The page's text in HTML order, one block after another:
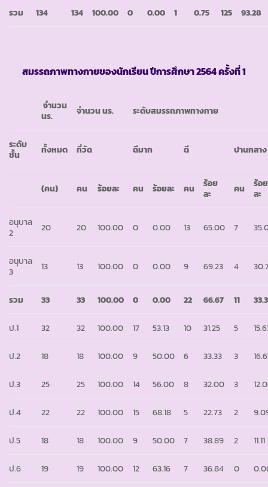
รวม 134 134 100.00 0 0.00 1 0.75 125 93.28
สมรรถภาพทางกายของนักเรียน ปีการศึกษา2564 ครั้งที่ 1
จำนวน
นร.
จำนวน นร. ระดับสมรรถภาพทางกาย
ระดับ
ชั้น
ทั้งหมด ที่วัด ดีมาก ดี ปานกลาง
(คน) คน ร้อยละ คน ร้อยละ คน
ร้อย
ละ
คน
ร้อย
ละ
อนุบาล
2
20 20 100.00 0 0.00 13 65.00 7
อนุบาล
3
13 13 100.00 0 0.00 9 69.23 4
รวม 33 33 100.00 0 0.00 22 66.67 11
ป.1 32 32 100.00 17 53.13 10 31.25 5
ป.2 18 18 100.00 9 50.00 6 33.33 3
ป.3 25 25 100.00 14 56.00 8 32.00 3
ป.4 22 22 100.00 15 68.18 5 22.73 2
ป.5 18 18 100.00 9 50.00 7 38.89 2 11.11
ป.6 19 19 100.00 12 63.16 7 36.84 0